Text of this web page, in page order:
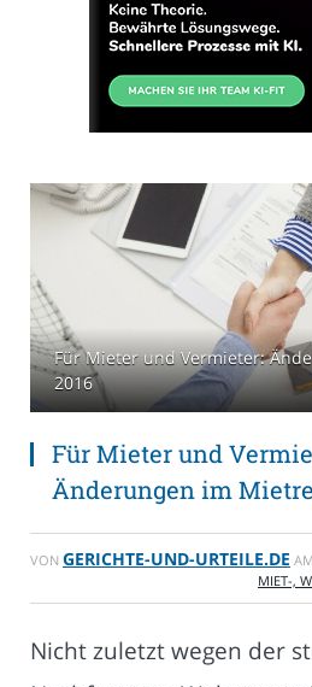
Für Mieter und Vermieter:
2016
Für Mieter und
Änderungen im
VON GERICHTE-UND-URTEILE.DE AM
MIET-,
Nicht zuletzt wegen der